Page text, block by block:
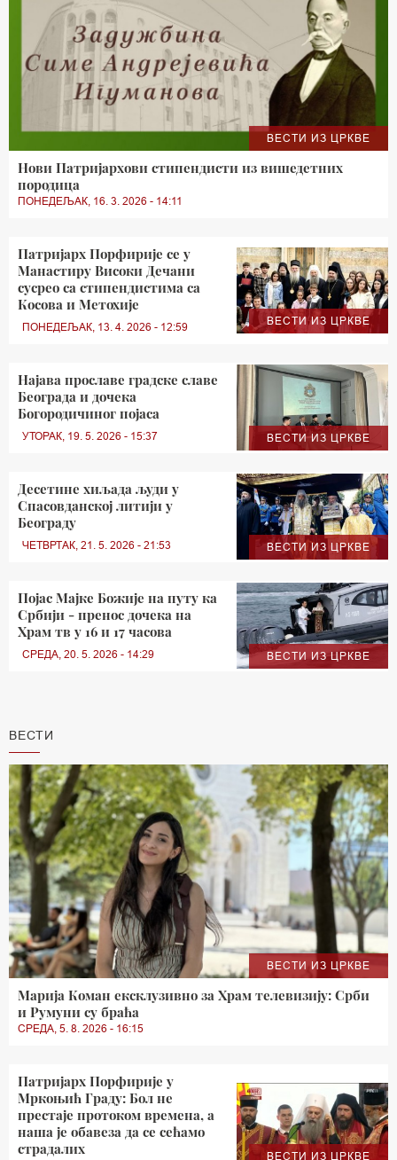
ВЕСТИ ИЗ ЦРКВЕ
Нови Патријархови стипендисти из вишедетних
породица
ПОНЕДЕЉАК, 16. 3. 2026 - 14:11
ВЕСТИ ИЗ ЦРКВЕ
Патријарх Порфирије се у
Манастиру Високи Дечани
сусрео са стипендистима са
Косова и Метохије
ПОНЕДЕЉАК, 13. 4. 2026 - 12:59
ВЕСТИ ИЗ ЦРКВЕ
Најава прославе градске славе
Београда и дочека
Богородичиног појаса
УТОРАК, 19. 5. 2026 - 15:37
ВЕСТИ ИЗ ЦРКВЕ
Десетине хиљада људи у
Спасовданској литији у
Београду
ЧЕТВРТАК, 21. 5. 2026 - 21:53
ВЕСТИ ИЗ ЦРКВЕ
Појас Мајке Божије на путу ка
Србији - пренос дочека на
Храм тв у 16 и 17 часова
СРЕДА, 20. 5. 2026 - 14:29
ВЕСТИ
ВЕСТИ ИЗ ЦРКВЕ
Марија Коман ексклузивно за Храм телевизију: Срби
и Румуни су браћа
СРЕДА, 5. 8. 2026 - 16:15
ВЕСТИ ИЗ ЦРКВЕ
Патријарх Порфирије у
Мркоњић Граду: Бол не
престаје протоком времена, а
наша је обавеза да се сећамо
страдалих